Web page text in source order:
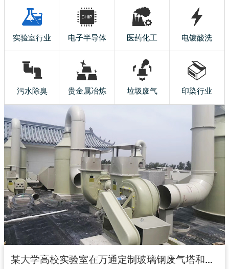
实验室行业 电子半导体 医药化工 电镀酸洗
污水除臭 贵金属冶炼 垃圾废气 印染行业
某大学高校实验室在万通定制玻璃钢废气塔和玻璃钢风机